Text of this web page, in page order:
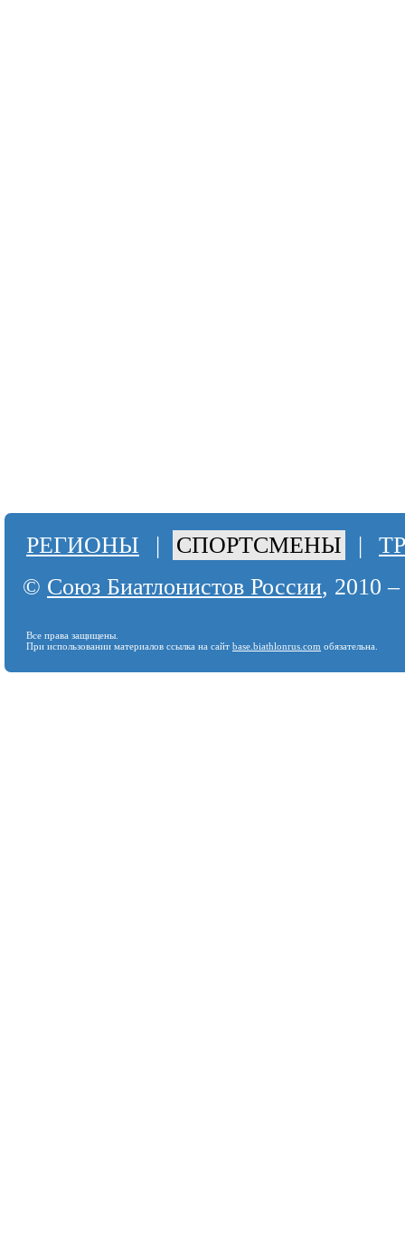
РЕГИОНЫ | СПОРТСМЕНЫ |
© Союз Биатлонистов России, 2010
Все права защищены.
При использовании материалов ссылка на сайт base.biathlonrus.com обязательна.